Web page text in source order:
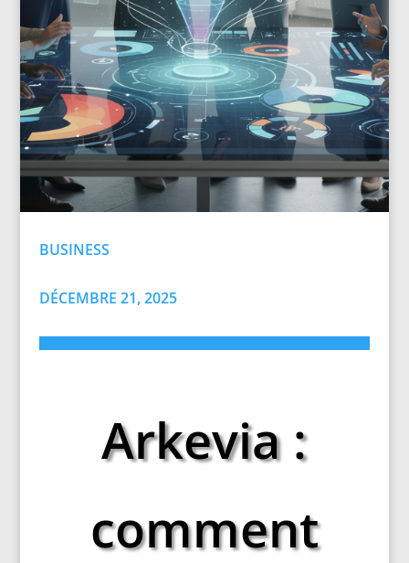
BUSINESS
DÉCEMBRE 21, 2025
Arkevia :
comment